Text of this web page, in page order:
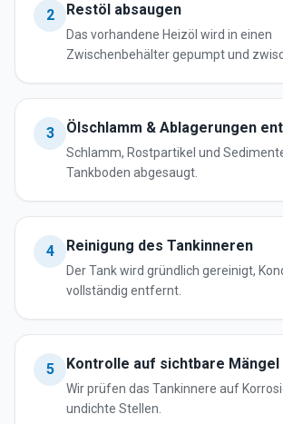
2 Restöl absaugen
Das vorhandene Heizöl wird in einen
Zwischenbehälter gepumpt und
3 Ölschlamm & Ablagerungen
Schlamm, Rostpartikel und
Tankboden abgesaugt.
4 Reinigung des Tankinneren
Der Tank wird gründlich gereinigt,
vollständig entfernt.
5 Kontrolle auf sichtbare Mängel
Wir prüfen das Tankinnere auf
undichte Stellen.